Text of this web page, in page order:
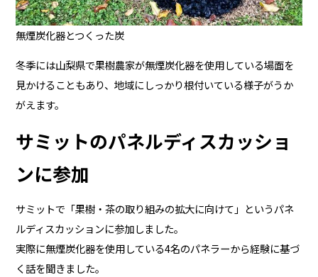
無煙炭化器とつくった炭
冬季には山梨県で果樹農家が無煙炭化器を使用している場面を
見かけることもあり、地域にしっかり根付いている様子がうか
がえます。
サミットのパネルディスカッショ
ンに参加
サミットで「果樹・茶の取り組みの拡大に向けて」というパネ
ルディスカッションに参加しました。
実際に無煙炭化器を使用している4名のパネラーから経験に基づ
く話を聞きました。